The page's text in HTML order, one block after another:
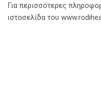
Για περισσότερες
ιστοσελίδα του